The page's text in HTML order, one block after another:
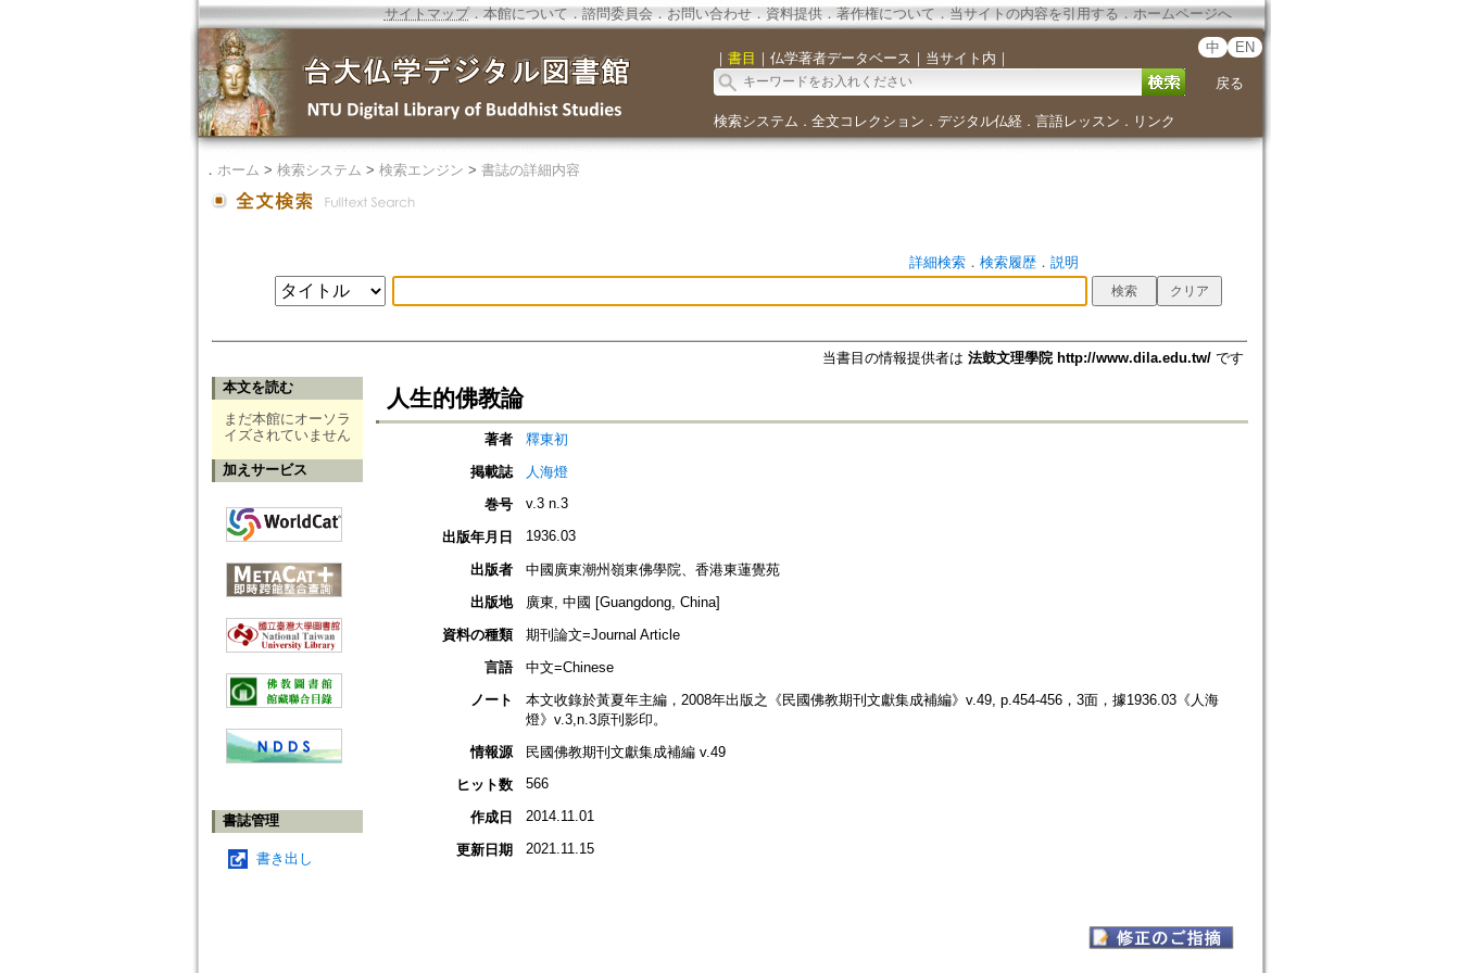
サイトマップ．本館について ． 諮問委員会． お問い合わせ． 資料提供． 著作権について．当サイトの内容を引用する ． ホームページへ
｜ 書目 ｜ 仏学著者データベース ｜ 当サイト内 ｜
中 EN
戻る
検索システム ． 全文コレクション ． デジタル仏経． 言語レッスン ． リンク
． ホーム > 検索システム > 検索エンジン > 書誌の詳細内容
詳細検索． 検索履歴． 説明
当書目の情報提供者は 法鼓文理學院 http://www.dila.edu.tw/です
本文を読む
まだ本館にオーソラ
イズされていません
加えサービス
書誌管理
書き出し
人生的佛教論
著者
釋東初
掲載誌
人海燈
巻号
v.3 n.3
出版年月日 1936.03
出版者
中國廣東潮州嶺東佛學院、香港東蓮覺苑
出版地
廣東, 中國 [Guangdong, China]
資料の種類
期刊論文=Journal Article
言語
中文=Chinese
ノート
本文收錄於黃夏年主編，2008年出版之《民國佛教期刊文獻集成補編》v.49, p.454-456，3面，據1936.03《人海
燈》v.3,n.3原刊影印。
情報源
民國佛教期刊文獻集成補編 v.49
ヒット数
566
作成日 2014.11.01
更新日期 2021.11.15